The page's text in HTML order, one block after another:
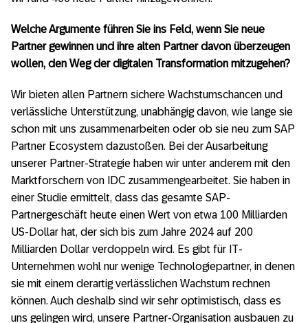
Welche Argumente führen Sie ins Feld, wenn Sie neue
Partner gewinnen und ihre alten Partner davon überzeugen
wollen, den Weg der digitalen Transformation mitzugehen?
Wir bieten allen Partnern sichere Wachstumschancen und
verlässliche Unterstützung, unabhängig davon, wie lange sie
schon mit uns zusammenarbeiten oder ob sie neu zum SAP
Partner Ecosystem dazustoßen. Bei der Ausarbeitung
unserer Partner-Strategie haben wir unter anderem mit den
Marktforschern von IDC zusammengearbeitet. Sie haben in
einer Studie ermittelt, dass das gesamte SAP-
Partnergeschäft heute einen Wert von etwa 100 Milliarden
US-Dollar hat, der sich bis zum Jahre 2024 auf 200
Milliarden Dollar verdoppeln wird. Es gibt für IT-
Unternehmen wohl nur wenige Technologiepartner, in denen
sie mit einem derartig verlässlichen Wachstum rechnen
können. Auch deshalb sind wir sehr optimistisch, dass es
uns gelingen wird, unsere Partner-Organisation ausbauen zu